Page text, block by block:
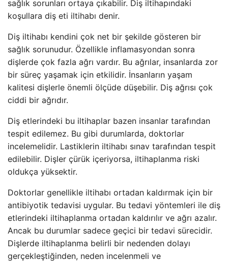
sağlık sorunları ortaya çıkabilir. Diş iltihapındaki
koşullara diş eti iltihabı denir.
Diş iltihabı kendini çok net bir şekilde gösteren bir
sağlık sorunudur. Özellikle inflamasyondan sonra
dişlerde çok fazla ağrı vardır. Bu ağrılar, insanlarda zor
bir süreç yaşamak için etkilidir. İnsanların yaşam
kalitesi dişlerle önemli ölçüde düşebilir. Diş ağrısı çok
ciddi bir ağrıdır.
Diş etlerindeki bu iltihaplar bazen insanlar tarafından
tespit edilemez. Bu gibi durumlarda, doktorlar
incelemelidir. Lastiklerin iltihabı sınav tarafından tespit
edilebilir. Dişler çürük içeriyorsa, iltihaplanma riski
oldukça yüksektir.
Doktorlar genellikle iltihabı ortadan kaldırmak için bir
antibiyotik tedavisi uygular. Bu tedavi yöntemleri ile diş
etlerindeki iltihaplanma ortadan kaldırılır ve ağrı azalır.
Ancak bu durumlar sadece geçici bir tedavi sürecidir.
Dişlerde iltihaplanma belirli bir nedenden dolayı
gerçekleştiğinden, neden incelenmeli ve